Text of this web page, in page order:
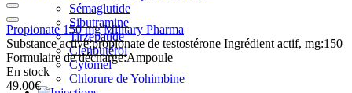
Sémaglutide
Sibutramine
Tirzepatide
Clenbutérol
Cytomel
Chlorure de Yohimbine
Propionate 150 mg Military Pharma
Substance active:propionate de testostérone Ingrédient actif, mg:150
Formulaire de décharge:Ampoule
En stock
49.00€